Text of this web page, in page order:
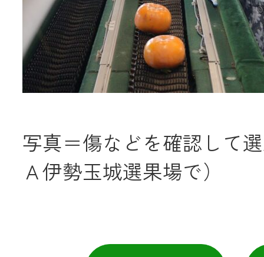
写真＝傷などを確認して
Ａ伊勢玉城選果場で）